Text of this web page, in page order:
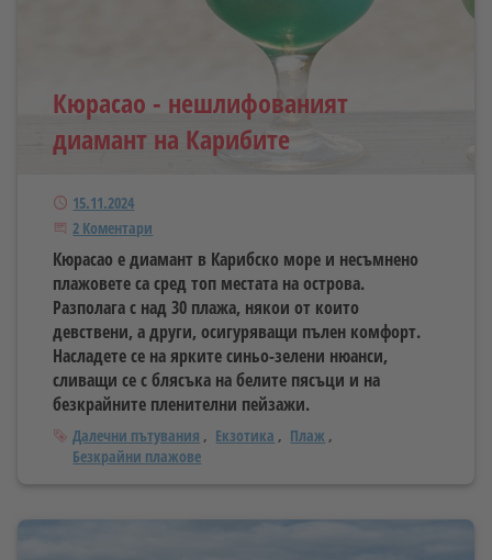
Кюрасао - нешлифованият
диамант на Карибите
Публикуван
15.11.2024
Присъединете се към дискусията
2 Коментари
Кюрасао е диамант в Карибско море и несъмнено
плажовете са сред топ местата на острова.
Разполага с над 30 плажа, някои от които
девствени, а други, осигуряващи пълен комфорт.
Насладете се на ярките синьо-зелени нюанси,
сливащи се с блясъка на белите пясъци и на
безкрайните пленителни пейзажи.
Тагове
Далечни пътувания Екзотика
Плаж
Безкрайни плажове